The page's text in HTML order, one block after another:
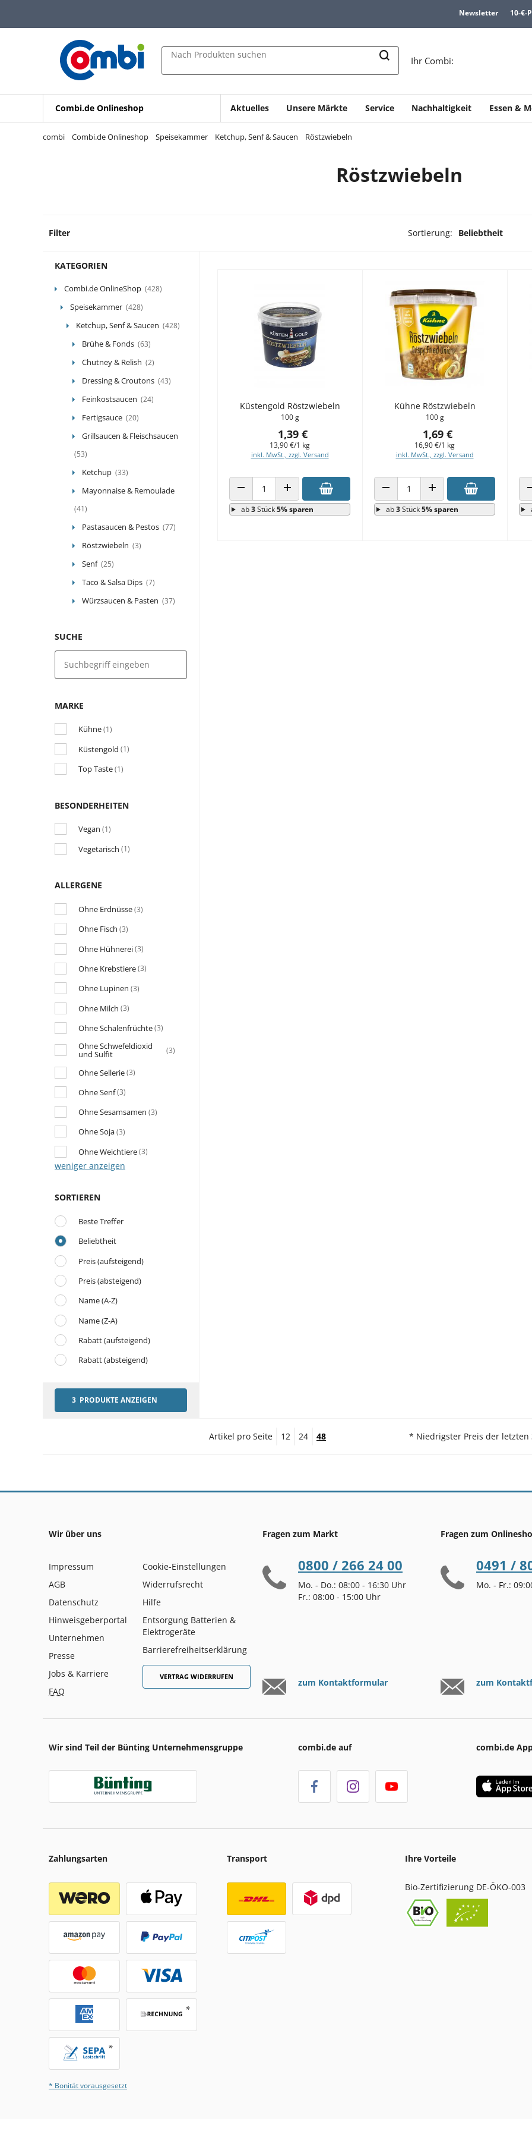
Zur Navigation springen
Zur Suche springen
Newsletter 10-€-
Nach Produkten suchen
Ihr Combi:
Combi.de Onlineshop Aktuelles Unsere Märkte Service Nachhaltigkeit Essen &
combi Combi.de Onlineshop Speisekammer Ketchup, Senf & Saucen Röstzwiebeln
Röstzwiebeln
Filter Sortierung: Beliebtheit
KATEGORIEN
Combi.de OnlineShop (428)
Speisekammer (428)
Ketchup, Senf & Saucen (428)
Brühe & Fonds (63)
Chutney & Relish (2)
Dressing & Croutons (43)
Feinkostsaucen (24)
Fertigsauce (20)
Grillsaucen & Fleischsaucen
(53)
Ketchup (33)
Mayonnaise & Remoulade
(41)
Pastasaucen & Pestos (77)
Röstzwiebeln (3)
Senf (25)
Taco & Salsa Dips (7)
Würzsaucen & Pasten (37)
SUCHE
MARKE
Kühne(1)
Küstengold (1)
Top Taste(1)
BESONDERHEITEN
Vegan (1)
Vegetarisch (1)
ALLERGENE
Ohne Erdnüsse(3)
Ohne Fisch (3)
Ohne Hühnerei(3)
Ohne Krebstiere(3)
Ohne Lupinen (3)
Ohne Milch (3)
Ohne Schalenfrüchte(3)
Ohne Schwefeldioxid
und Sulfit (3)
Ohne Sellerie(3)
Ohne Senf(3)
Ohne Sesamsamen (3)
Ohne Soja(3)
Ohne Weichtiere(3)
weniger anzeigen
SORTIEREN
Beste Treffer
Beliebtheit
Preis (aufsteigend)
Preis (absteigend)
Name (A-Z)
Name (Z-A)
Rabatt (aufsteigend)
Rabatt (absteigend)
3 PRODUKTE ANZEIGEN
Küstengold Röstzwiebeln
100 g
1,39 €
13,90 €/1 kg
inkl. MwSt., zzgl. Versand
ANZAHL VERRINGERNANZAHL ERHÖHEN
ab3Stück5% sparen
Kühne Röstzwiebeln
100 g
1,69 €
16,90 €/1 kg
inkl. MwSt., zzgl. Versand
ANZAHL VERRINGERNANZAHL ERHÖHEN
ab3Stück5% sparen
Artikel pro Seite 12 24 48 * Niedrigster Preis der letzten
Wir über uns
Impressum
AGB
Datenschutz
Hinweisgeberportal
Unternehmen
Presse
Jobs & Karriere
FAQ
Cookie-Einstellungen
Widerrufsrecht
Hilfe
Entsorgung Batterien &
Elektrogeräte
Barrierefreiheitserklärung
VERTRAG WIDERRUFEN
Fragen zum Markt
0800 / 266 24 00
Mo. - Do.: 08:00 - 16:30 Uhr
Fr.: 08:00 - 15:00 Uhr
zum Kontaktformular
Fragen zum
0491 /
Mo. - Fr.:
zum
Wir sind Teil der Bünting Unternehmensgruppe combi.de auf combi.de
Zahlungsarten
* Bonität vorausgesetzt
Transport Ihre Vorteile
Bio-Zertifizierung DE-ÖKO-003